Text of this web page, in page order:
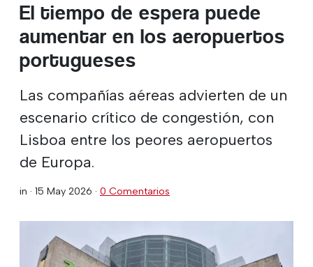
El tiempo de espera puede
aumentar en los aeropuertos
portugueses
Las compañías aéreas advierten de un
escenario crítico de congestión, con
Lisboa entre los peores aeropuertos
de Europa.
in · 15 May 2026 · 0 Comentarios